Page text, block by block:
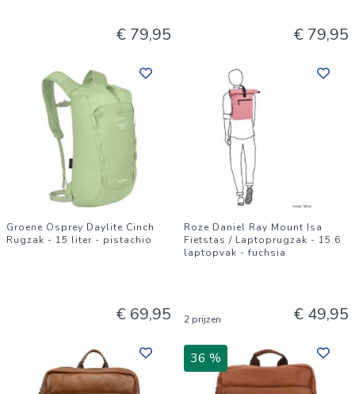
€ 79,95 € 79,95
Groene Osprey Daylite Cinch
Rugzak - 15 liter - pistachio
€ 69,95
Roze Daniel Ray Mount Isa
Fietstas / Laptoprugzak - 15.6
laptopvak - fuchsia
2 prijzen € 49,95
36 %